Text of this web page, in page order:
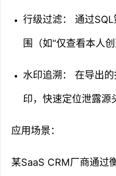
行级过滤： 通过
围（如“仅查看本人创
水印追溯： 在导出
印，快速定位泄露源
应用场景：
某SaaS CRM厂商通过